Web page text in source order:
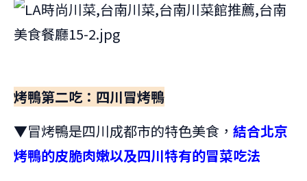
烤鴨第二吃：四川冒烤鴨
▼冒烤鴨是四川成都市的特色美食， 結合北京
烤鴨的皮脆肉嫩以及四川特有的冒菜吃法